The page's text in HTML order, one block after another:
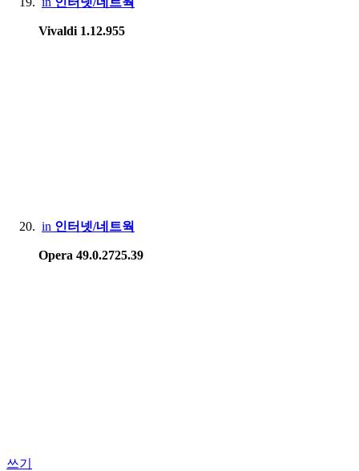
Vivaldi 1.12.955
in 인터넷/네트웍
Opera 49.0.2725.39
쓰기